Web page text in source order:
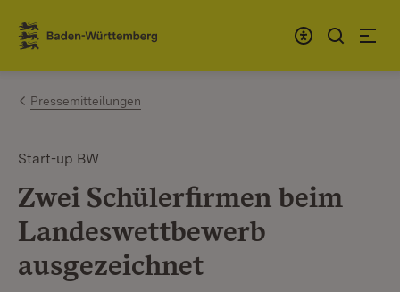
Zum Inhalt springen
Link zur Startseite
Pressemitteilungen
Start-up BW
Zwei Schülerfirmen beim
Landeswettbewerb
ausgezeichnet